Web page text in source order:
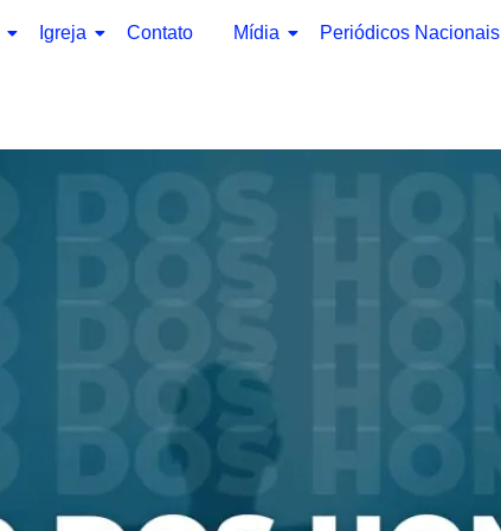
Igreja Contato Mídia Periódicos Nacionais